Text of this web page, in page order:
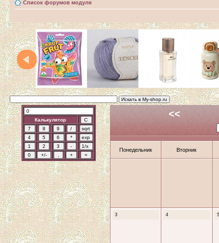
Список форумов модуля
Калькулятор
<<
Понедельник Вторник
3 4 5